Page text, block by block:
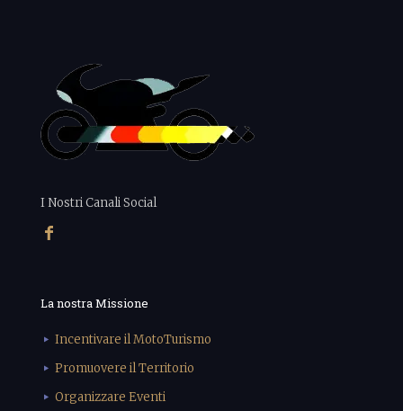
I Nostri Canali Social
La nostra Missione
Incentivare il MotoTurismo
Promuovere il Territorio
Organizzare Eventi